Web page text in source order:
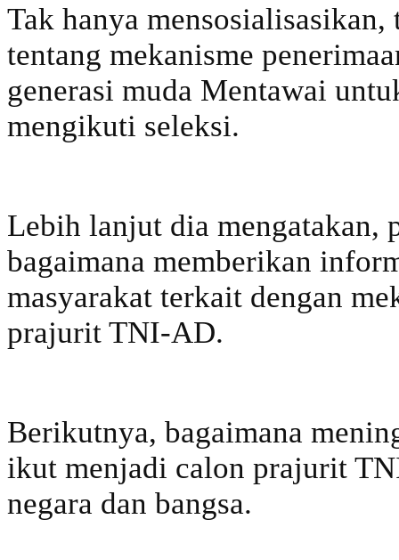
Tak hanya
tentang mekanisme
generasi muda Mentawai
mengikuti seleksi.
Lebih lanjut dia
bagaimana memberikan
masyarakat terkait dengan
prajurit TNI-AD.
Berikutnya, bagaimana
ikut menjadi calon prajurit
negara dan bangsa.